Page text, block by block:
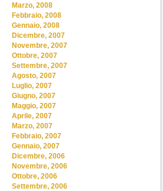
Marzo, 2008
Febbraio, 2008
Gennaio, 2008
Dicembre, 2007
Novembre, 2007
Ottobre, 2007
Settembre, 2007
Agosto, 2007
Luglio, 2007
Giugno, 2007
Maggio, 2007
Aprile, 2007
Marzo, 2007
Febbraio, 2007
Gennaio, 2007
Dicembre, 2006
Novembre, 2006
Ottobre, 2006
Settembre, 2006